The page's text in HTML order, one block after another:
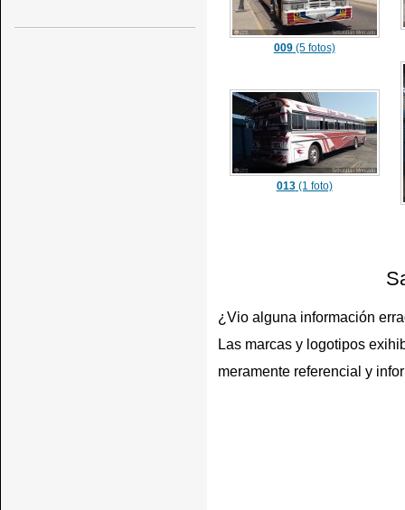
009(5 fotos)
013(1 foto)
¿Vio alguna información
Las marcas y logotipos
meramente referencial y